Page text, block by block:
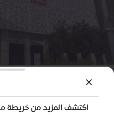
اكتشف المزيد من خريطة